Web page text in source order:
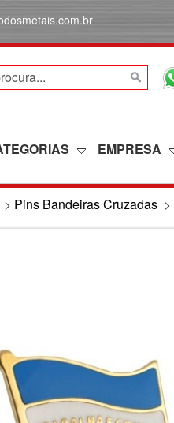
EMPRESA
> Pins Bandeiras Cruzadas >